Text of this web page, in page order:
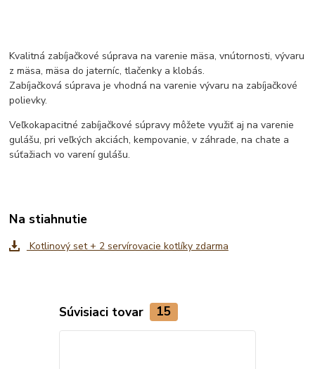
Kvalitná zabíjačkové súprava na varenie mäsa, vnútornosti, vývaru
z mäsa, mäsa do jaterníc, tlačenky a klobás.
Zabíjačková súprava je vhodná na varenie vývaru na zabíjačkové
polievky.
Veľkokapacitné zabíjačkové súpravy môžete využiť aj na varenie
gulášu, pri veľkých akciách, kempovanie, v záhrade, na chate a
súťažiach vo varení gulášu.
Na stiahnutie
Kotlinový set + 2 servírovacie kotlíky zdarma
Súvisiaci tovar 15